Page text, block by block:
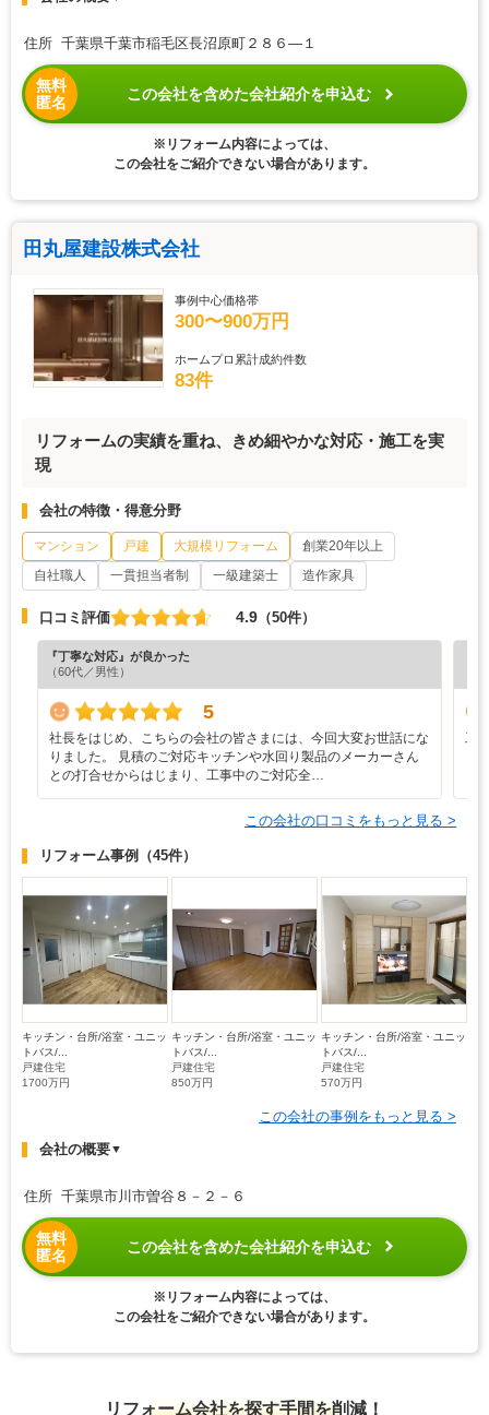
住所 千葉県千葉市稲毛区長沼原町２８６―１
無料
匿名
この会社を含めた会社紹介を申込む
※リフォーム内容によっては、
この会社をご紹介できない場合があります。
田丸屋建設株式会社
事例中心価格帯
300〜900万円
ホームプロ累計成約件数
83件
リフォームの実績を重ね、きめ細やかな対応・施工を実
現
会社の特徴・得意分野
マンション 戸建 大規模リフォーム
創業20年以上
自社職人
一貫担当者制 一級建築士 造作家具
口コミ評価 4.9 （50件）
『丁寧な対応』が良かった
（60代／男性）
5
社長をはじめ、こちらの会社の皆さまには、今回大変お世話にな
りました。 見積のご対応キッチンや水回り製品のメーカーさん
との打合せからはじまり、工事中のご対応全…
工
この会社の口コミをもっと見る >
リフォーム事例 （45件）
キッチン・台所/浴室・ユニッ
トバス/...
戸建住宅
1700万円
キッチン・台所/浴室・ユニッ
トバス/...
戸建住宅
850万円
キッチン・台所/浴室・ユニッ
トバス/...
戸建住宅
570万円
この会社の事例をもっと見る >
会社の概要▼
住所 千葉県市川市曽谷８－２－６
無料
匿名
この会社を含めた会社紹介を申込む
※リフォーム内容によっては、
この会社をご紹介できない場合があります。
リフォーム会社を探す手間を削減！